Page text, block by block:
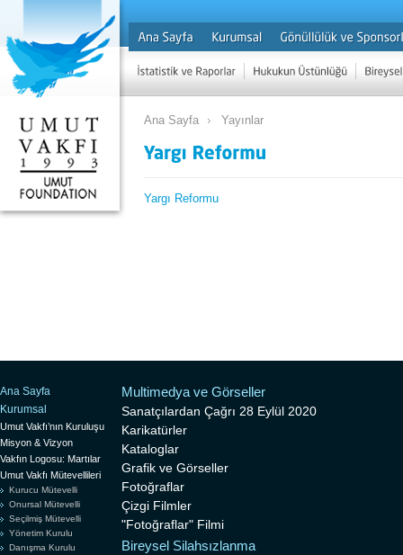
Ana Sayfa Yayınlar
Yargı Reformu
Ana Sayfa
Kurumsal
Umut Vakfı’nın Kuruluşu
Misyon & Vizyon
Vakfın Logosu: Martılar
Umut Vakfı Mütevellileri
Kurucu Mütevelli
Onursal Mütevelli
Seçilmiş Mütevelli
Yönetim Kurulu
Danışma Kurulu
Multimedya ve Görseller
Sanatçılardan Çağrı 28 Eylül 2020
Karikatürler
Kataloglar
Grafik ve Görseller
Fotoğraflar
Çizgi Filmler
"Fotoğraflar" Filmi
Bireysel Silahsızlanma